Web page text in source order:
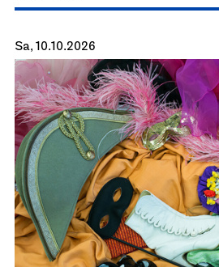
Sa, 10.10.2026